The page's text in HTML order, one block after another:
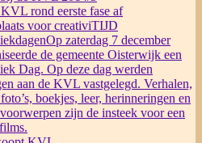
rond eerste fase af
voor creativiTIJD
Op zaterdag 7 december
de gemeente Oisterwijk een
Dag. Op deze dag werden
aan de KVL vastgelegd. Verhalen,
boekjes, leer, herinneringen en
zijn de insteek voor een